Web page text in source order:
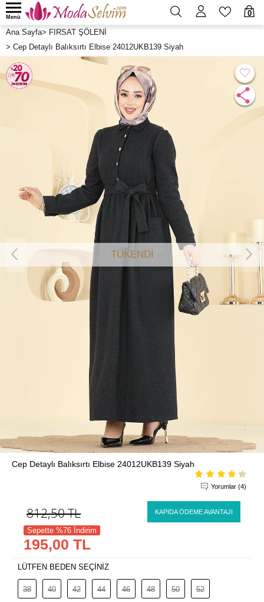
0
Menü
Ana Sayfa> FIRSAT ŞÖLENİ
> Cep Detaylı Balıksırtı Elbise 24012UKB139 Siyah
TÜKENDİ
Cep Detaylı Balıksırtı Elbise 24012UKB139 Siyah
Yorumlar (4)
812,50TL KAPIDA ÖDEME AVANTAJI
Sepette %76 İndirim
195,00 TL
LÜTFEN BEDEN SEÇİNİZ
38 40 42 44 46 48 50 52